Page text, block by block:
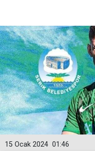
01:46
15 Ocak 2024